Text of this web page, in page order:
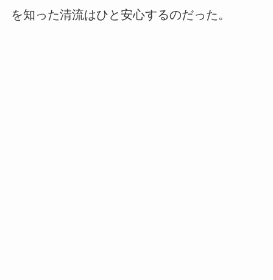
を知った清流はひと安心するのだった。